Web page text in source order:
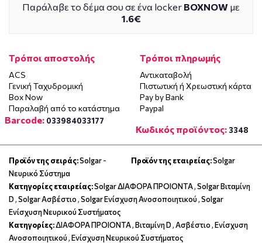
Παράλαβε το δέμα σου σε ένα locker BOXNOW με
1.6€
Τρόποι αποστολής
ACS
Γενική Ταχυδρομική
Box Now
Παραλαβή από το κατάστημα
Τρόποι πληρωμής
Αντικαταβολή
Πιστωτική ή Χρεωστική κάρτα
Pay by Bank
Paypal
Barcode: 033984033177
Κωδικός προϊόντος: 3348
Προϊόν της σειράς:Solgar -
Νευρικό Σύστημα
Προϊόν της εταιρείας:Solgar
Κατηγορίες εταιρείας:Solgar ΔΙΑΦΟΡΑ ΠΡΟΙΟΝΤΑ,Solgar Βιταμίνη
D,Solgar Ασβέστιο,Solgar Ενίσχυση Ανοσοποιητικού,Solgar
Ενίσχυση Νευρικού Συστήματος
Κατηγορίες:ΔΙΑΦΟΡΑ ΠΡΟΙΟΝΤΑ,Βιταμίνη D,Ασβέστιο,Ενίσχυση
Ανοσοποιητικού,Ενίσχυση Νευρικού Συστήματος